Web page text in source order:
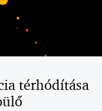
térhódítása